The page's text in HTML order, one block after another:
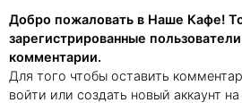
Добро пожаловать в Наше Кафе!
зарегистрированные
комментарии.
Для того чтобы оставить
войти или создать новый аккаунт на